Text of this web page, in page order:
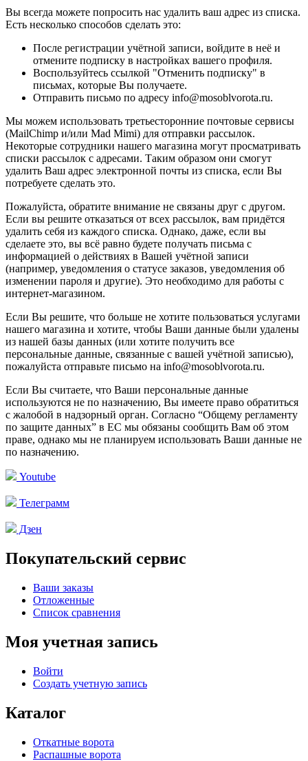
Вы всегда можете попросить нас удалить ваш адрес из списка.
Есть несколько способов сделать это:
После регистрации учётной записи, войдите в неё и
отмените подписку в настройках вашего профиля.
Воспользуйтесь ссылкой "Отменить подписку" в
письмах, которые Вы получаете.
Отправить письмо по адресу info@mosoblvorota.ru.
Мы можем использовать третьесторонние почтовые сервисы
(MailChimp и/или Mad Mimi) для отправки рассылок.
Некоторые сотрудники нашего магазина могут просматривать
списки рассылок с адресами. Таким образом они смогут
удалить Ваш адрес электронной почты из списка, если Вы
потребуете сделать это.
Пожалуйста, обратите внимание не связаны друг с другом.
Если вы решите отказаться от всех рассылок, вам придётся
удалить себя из каждого списка. Однако, даже, если вы
сделаете это, вы всё равно будете получать письма с
информацией о действиях в Вашей учётной записи
(например, уведомления о статусе заказов, уведомления об
изменении пароля и другие). Это необходимо для работы с
интернет-магазином.
Если Вы решите, что больше не хотите пользоваться услугами
нашего магазина и хотите, чтобы Ваши данные были удалены
из нашей базы данных (или хотите получить все
персональные данные, связанные с вашей учётной записью),
пожалуйста отправьте письмо на info@mosoblvorota.ru.
Если Вы считаете, что Ваши персональные данные
используются не по назначению, Вы имеете право обратиться
с жалобой в надзорный орган. Согласно “Общему регламенту
по защите данных” в ЕС мы обязаны сообщить Вам об этом
праве, однако мы не планируем использовать Ваши данные не
по назначению.
Youtube
Телеграмм
Дзен
Покупательский сервис
Ваши заказы
Отложенные
Список сравнения
Моя учетная запись
Войти
Создать учетную запись
Каталог
Откатные ворота
Распашные ворота